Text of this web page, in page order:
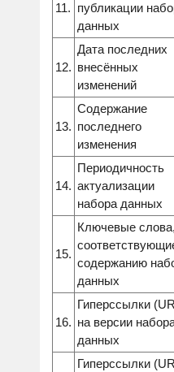
11. публикации
данных
12.
Дата последних
внесённых
изменений
13.
Содержание
последнего
изменения
14.
Периодичность
актуализации
набора данных
15.
Ключевые слова,
содержанию
данных
16.
Гиперссылки
на версии
данных
Гиперссылки